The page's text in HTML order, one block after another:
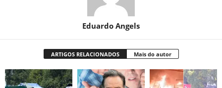
Eduardo Angels
ARTIGOS RELACIONADOS Mais do autor